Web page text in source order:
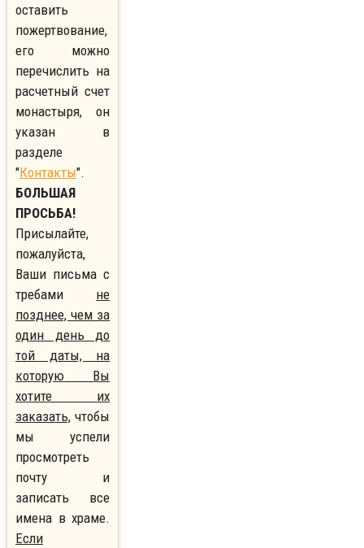
оставить
пожертвование,
его можно
перечислить на
расчетный счет
монастыря, он
указан в
разделе
"Контакты".
БОЛЬШАЯ
ПРОСЬБА!
Присылайте,
пожалуйста,
Ваши письма с
требами не
позднее, чем за
один день до
той даты, на
которую Вы
хотите их
заказать, чтобы
мы успели
просмотреть
почту и
записать все
имена в храме.
Если